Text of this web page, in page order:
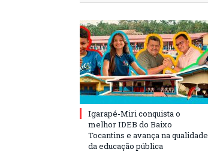
Igarapé-Miri conquista o
melhor IDEB do Baixo
Tocantins e avança na qualidade
da educação pública